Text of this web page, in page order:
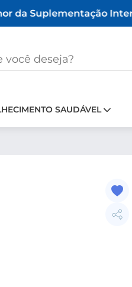
da Suplementação
SAUDÁVEL